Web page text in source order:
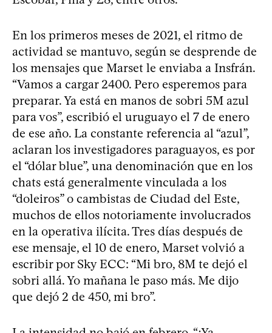
En los primeros meses de 2021, el ritmo de
actividad se mantuvo, según se desprende de
los mensajes que Marset le enviaba a Insfrán.
“Vamos a cargar 2400. Pero esperemos para
preparar. Ya está en manos de sobri 5M azul
para vos”, escribió el uruguayo el 7 de enero
de ese año. La constante referencia al “azul”,
aclaran los investigadores paraguayos, es por
el “dólar blue”, una denominación que en los
chats está generalmente vinculada a los
“doleiros” o cambistas de Ciudad del Este,
muchos de ellos notoriamente involucrados
en la operativa ilícita. Tres días después de
ese mensaje, el 10 de enero, Marset volvió a
escribir por Sky ECC: “Mi bro, 8M te dejó el
sobri allá. Yo mañana le paso más. Me dijo
que dejó 2 de 450, mi bro”.